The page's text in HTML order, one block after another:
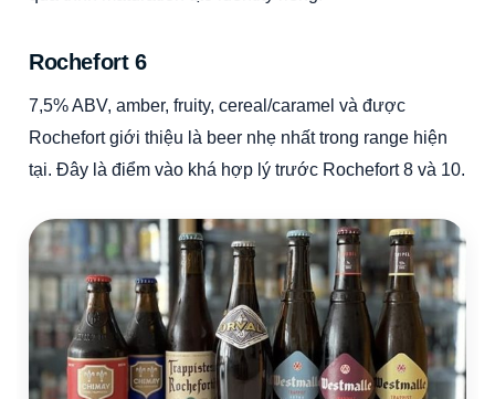
Rochefort 6
7,5% ABV, amber, fruity, cereal/caramel và được
Rochefort giới thiệu là beer nhẹ nhất trong range hiện
tại. Đây là điểm vào khá hợp lý trước Rochefort 8 và 10.